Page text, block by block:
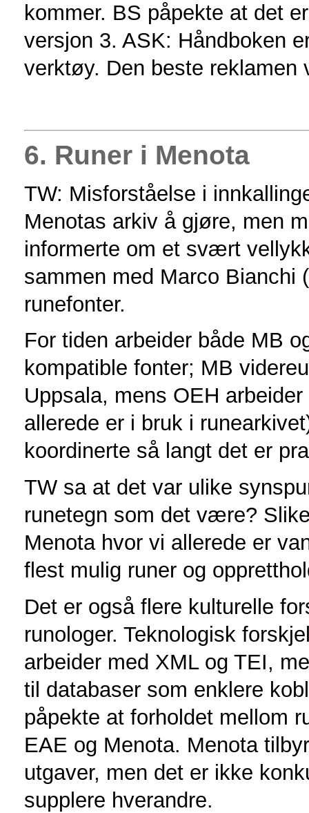
kommer. BS påpekte at det
versjon 3. ASK: Håndboken
verktøy. Den beste reklamen
6. Runer i Menota
TW: Misforståelse i
Menotas arkiv å gjøre, men
informerte om et svært
sammen med Marco Bianchi
runefonter.
For tiden arbeider både MB
kompatible fonter; MB
Uppsala, mens OEH
allerede er i bruk i
koordinerte så langt det er
TW sa at det var ulike
runetegn som det være?
Menota hvor vi allerede er
flest mulig runer og
Det er også flere kulturelle
runologer. Teknologisk
arbeider med XML og TEI,
til databaser som enklere
påpekte at forholdet mellom
EAE og Menota. Menota
utgaver, men det er ikke
supplere hverandre.